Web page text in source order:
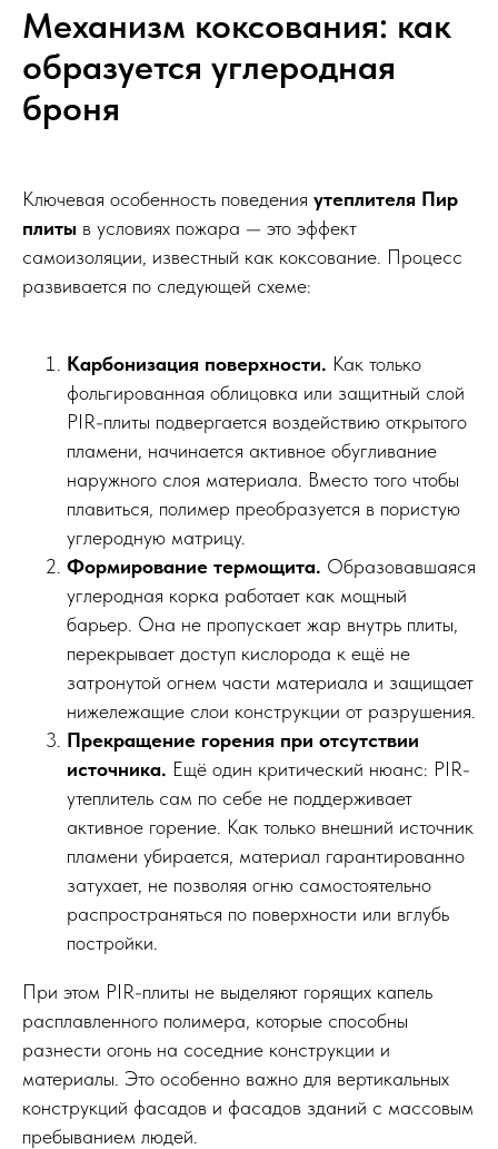
Механизм коксования: как
образуется углеродная
броня
Ключевая особенность поведения утеплителя Пир
плиты в условиях пожара — это эффект
самоизоляции, известный как коксование. Процесс
развивается по следующей схеме:
Карбонизация поверхности. Как только
фольгированная облицовка или защитный слой
PIR-плиты подвергается воздействию открытого
пламени, начинается активное обугливание
наружного слоя материала. Вместо того чтобы
плавиться, полимер преобразуется в пористую
углеродную матрицу.
Формирование термощита. Образовавшаяся
углеродная корка работает как мощный
барьер. Она не пропускает жар внутрь плиты,
перекрывает доступ кислорода к ещё не
затронутой огнем части материала и защищает
нижележащие слои конструкции от разрушения.
Прекращение горения при отсутствии
источника. Ещё один критический нюанс: PIR-
утеплитель сам по себе не поддерживает
активное горение. Как только внешний источник
пламени убирается, материал гарантированно
затухает, не позволяя огню самостоятельно
распространяться по поверхности или вглубь
постройки.
При этом PIR-плиты не выделяют горящих капель
расплавленного полимера, которые способны
разнести огонь на соседние конструкции и
материалы. Это особенно важно для вертикальных
конструкций фасадов и фасадов зданий с массовым
пребыванием людей.